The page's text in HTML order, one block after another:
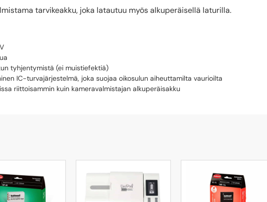
tarvikeakku, joka latautuu myös alkuperäisellä laturilla.
tyhjentymistä (ei muistiefektiä)
IC-turvajärjestelmä, joka suojaa oikosulun aiheuttamilta vaurioilta
riittoisammin kuin kameravalmistajan alkuperäisakku